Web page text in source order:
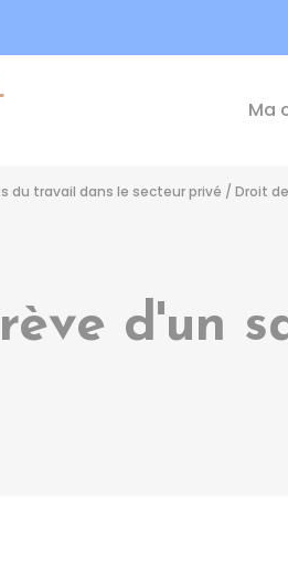
Ma
du travail dans le secteur privé / Droit
d'un